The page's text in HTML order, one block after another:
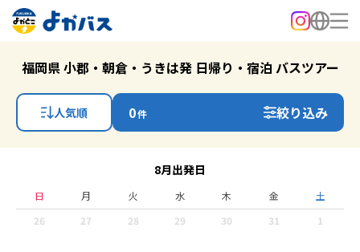
福岡県 小郡・朝倉・うきは発 日帰り・宿泊 バスツアー
人気順 0件 絞り込み
8月出発日
日 月 火 水 木 金
土
26
27 28 29 30 31 1